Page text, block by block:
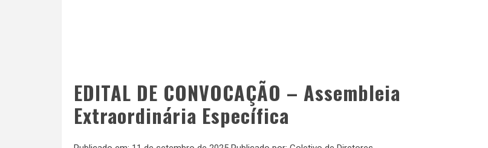
EDITAL DE CONVOCAÇÃO – Assembleia
Extraordinária Específica